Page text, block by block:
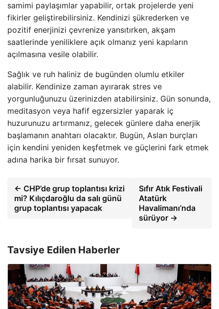
samimi paylaşımlar yapabilir, ortak projelerde yeni
fikirler geliştirebilirsiniz. Kendinizi şükrederken ve
pozitif enerjinizi çevrenize yansıtırken, akşam
saatlerinde yeniliklere açık olmanız yeni kapıların
açılmasına vesile olabilir.
Sağlık ve ruh haliniz de bugünden olumlu etkiler
alabilir. Kendinize zaman ayırarak stres ve
yorgunluğunuzu üzerinizden atabilirsiniz. Gün sonunda,
meditasyon veya hafif egzersizler yaparak iç
huzurunuzu artırmanız, gelecek günlere daha enerjik
başlamanın anahtarı olacaktır. Bugün, Aslan burçları
için kendini yeniden keşfetmek ve güçlerini fark etmek
adına harika bir fırsat sunuyor.
← CHP’de grup toplantısı krizi
mi? Kılıçdaroğlu da salı günü
grup toplantısı yapacak
Sıfır Atık Festivali
Atatürk
Havalimanı’nda
sürüyor →
Tavsiye Edilen Haberler